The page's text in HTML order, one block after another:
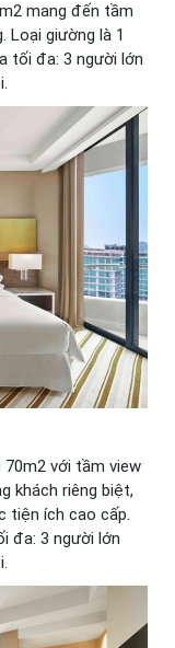
mang đến tầm
Loại giường là 1
tối đa: 3 người lớn
70m2 với tầm view
khách riêng biệt,
tiện ích cao cấp.
đa: 3 người lớn